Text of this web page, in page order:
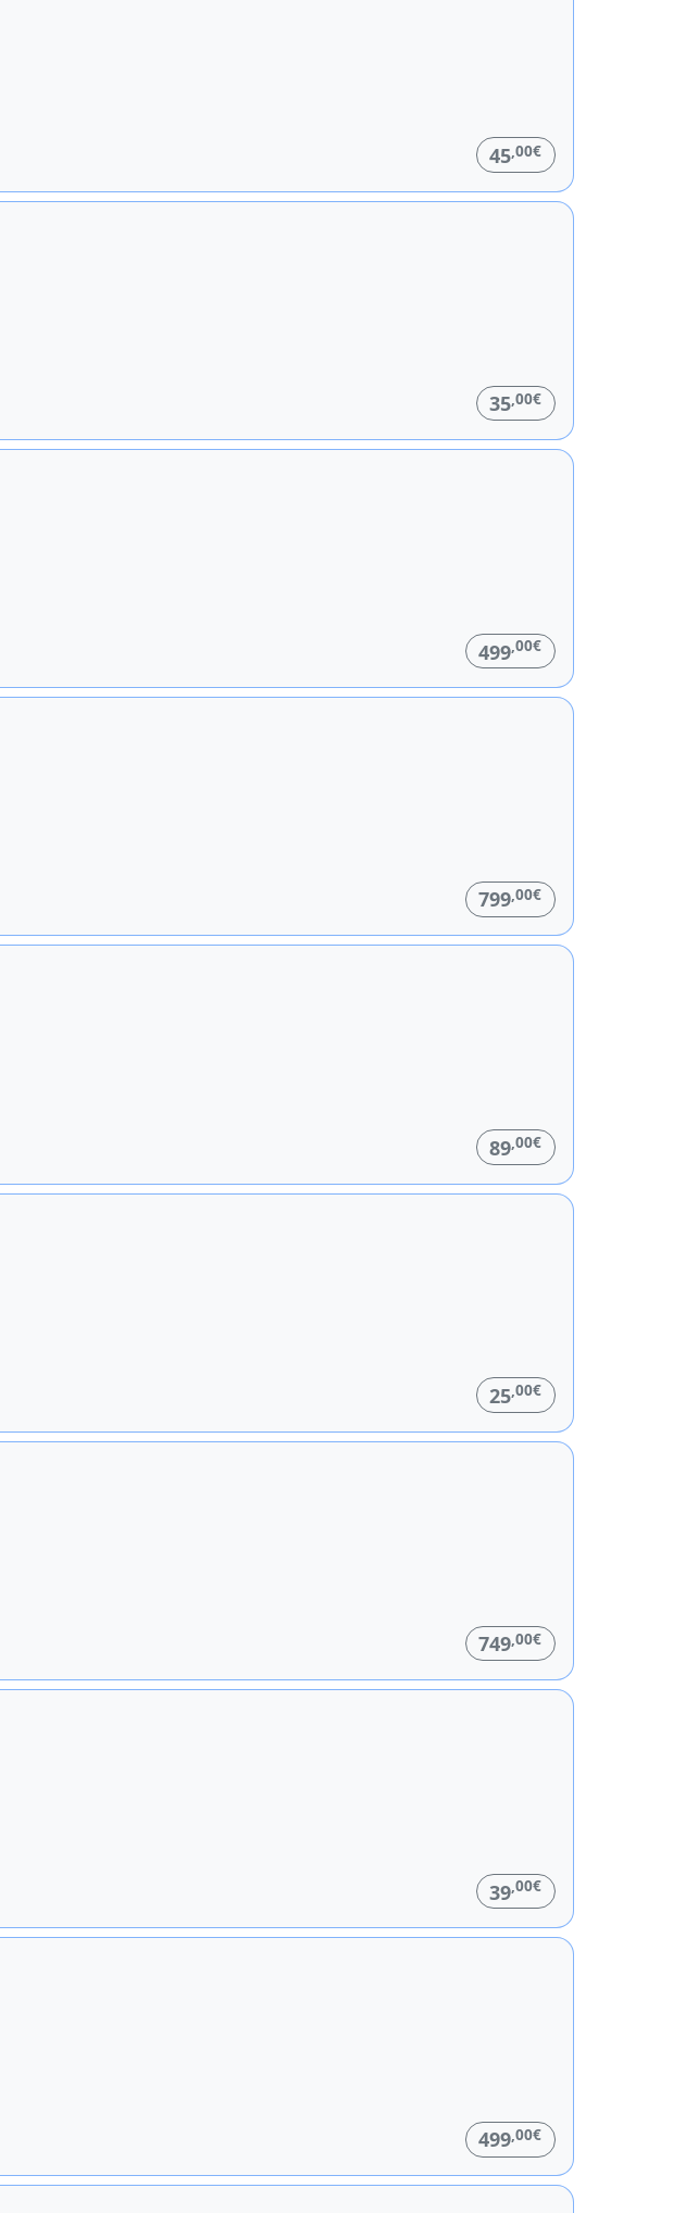
45 ,00€
35 ,00€
499,00€
799 ,00€
89,00€
25,00€
749 ,00€
39,00€
499 ,00€